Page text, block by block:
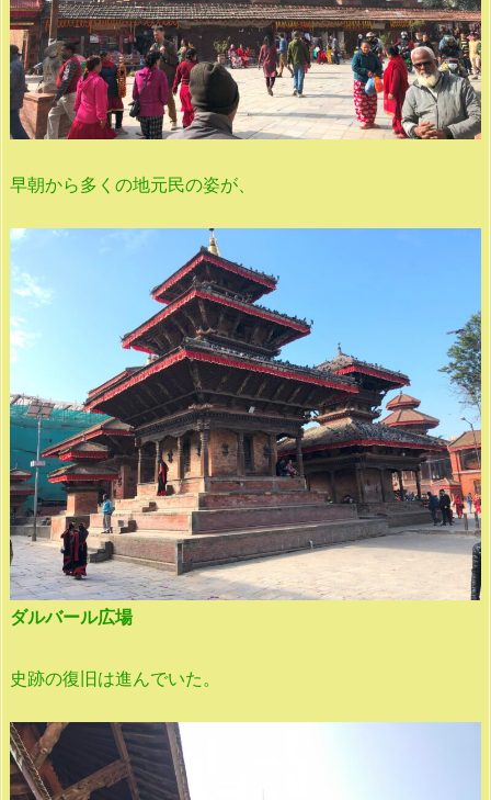
早朝から多くの地元民の姿が、
ダルバール広場
史跡の復旧は進んでいた。